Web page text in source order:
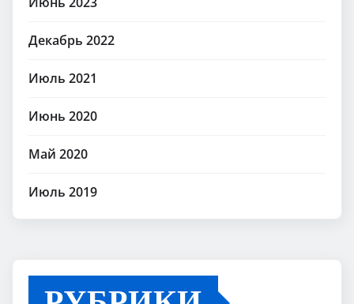
Декабрь 2022
Июль 2021
Июнь 2020
Май 2020
Июль 2019